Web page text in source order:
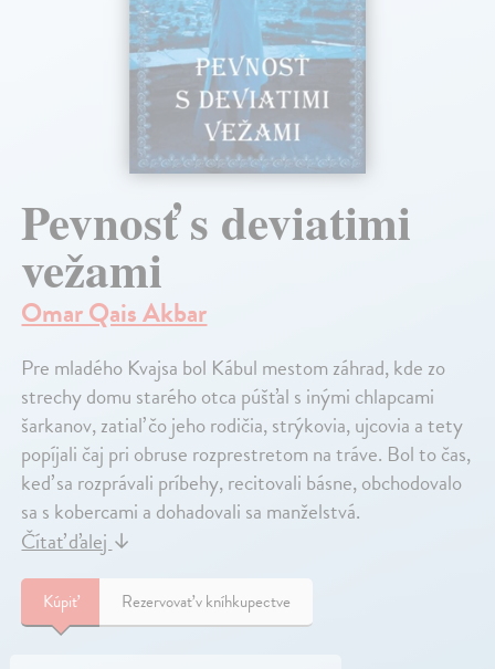
Pevnosť s deviatimi
vežami
Omar Qais Akbar
Pre mladého Kvajsa bol Kábul mestom záhrad, kde zo
strechy domu starého otca púšťal s inými chlapcami
šarkanov, zatiaľ čo jeho rodičia, strýkovia, ujcovia a tety
popíjali čaj pri obruse rozprestretom na tráve. Bol to čas,
keď sa rozprávali príbehy, recitovali básne, obchodovalo
sa s kobercami a dohadovali sa manželstvá.
Čítať ďalej ↓
Kúpiť Rezervovať v kníhkupectve